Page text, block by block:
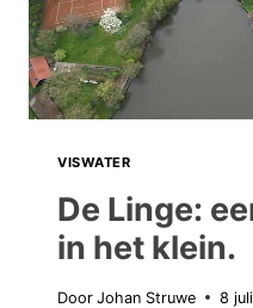
VISWATER
De Linge:
in het klein.
Door Johan Struwe 8